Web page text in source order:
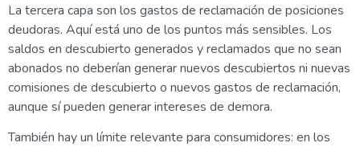
La tercera capa son los gastos de reclamación de posiciones
deudoras. Aquí está uno de los puntos más sensibles. Los
saldos en descubierto generados y reclamados que no sean
abonados no deberían generar nuevos descubiertos ni nuevas
comisiones de descubierto o nuevos gastos de reclamación,
aunque sí pueden generar intereses de demora.
También hay un límite relevante para consumidores: en los